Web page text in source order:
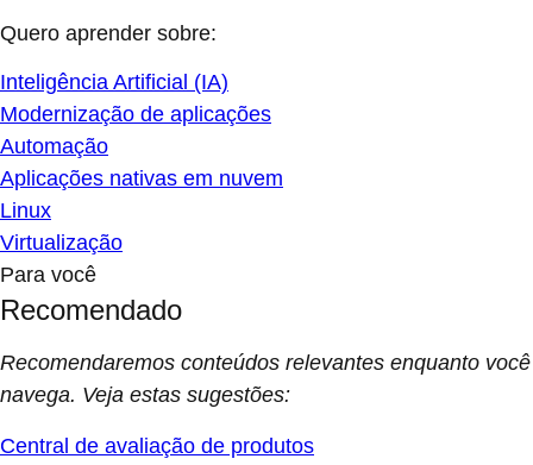
Quero aprender sobre:
Inteligência Artificial (IA)
Modernização de aplicações
Automação
Aplicações nativas em nuvem
Linux
Virtualização
Para você
Recomendado
Recomendaremos conteúdos relevantes enquanto você
navega. Veja estas sugestões:
Central de avaliação de produtos